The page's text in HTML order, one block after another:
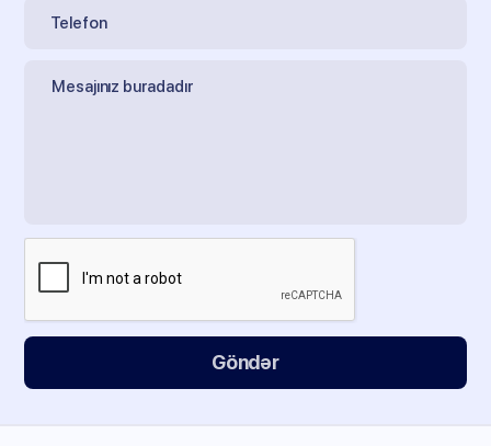
Göndər